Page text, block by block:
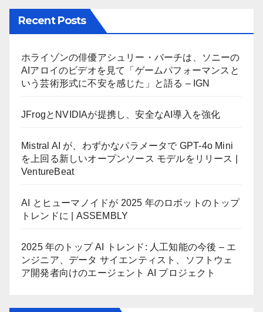
Recent Posts
ホライゾンの俳優アシュリー・バーチは、ソニーの
AIアロイのビデオを見て「ゲームパフォーマンスと
いう芸術形式に不安を感じた」と語る – IGN
JFrogとNVIDIAが提携し、安全なAI導入を強化
Mistral AI が、わずかなパラメータで GPT-4o Mini
を上回る新しいオープンソース モデルをリリース |
VentureBeat
AI とヒューマノイドが 2025 年のロボットのトップ
トレンドに | ASSEMBLY
2025 年のトップ AI トレンド: 人工知能の今後 – エ
ンジニア、データ サイエンティスト、ソフトウェ
ア開発者向けのエージェント AI プロジェクト